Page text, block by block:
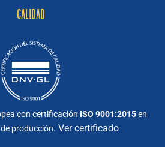
CALIDAD
con certificación ISO 9001:2015en
producción. Ver certificado